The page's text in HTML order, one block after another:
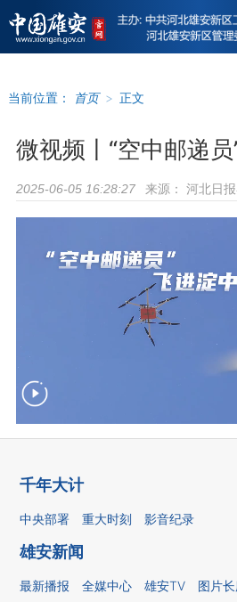
当前位置： 首页 > 正文
微视频丨“空中邮递
2025-06-05 16:28:27 来源： 河北日
千年大计
中央部署 重大时刻 影音纪录
雄安新闻
最新播报 全媒中心 雄安TV 图片